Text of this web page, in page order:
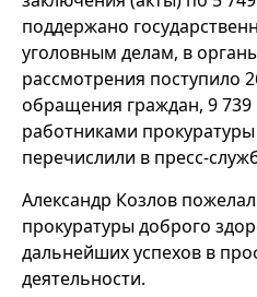
поддержано
уголовным делам, в
рассмотрения поступило
обращения граждан, 9
работниками
перечислили в пресс-
Александр Козлов
прокуратуры доброго
дальнейших успехов в
деятельности.